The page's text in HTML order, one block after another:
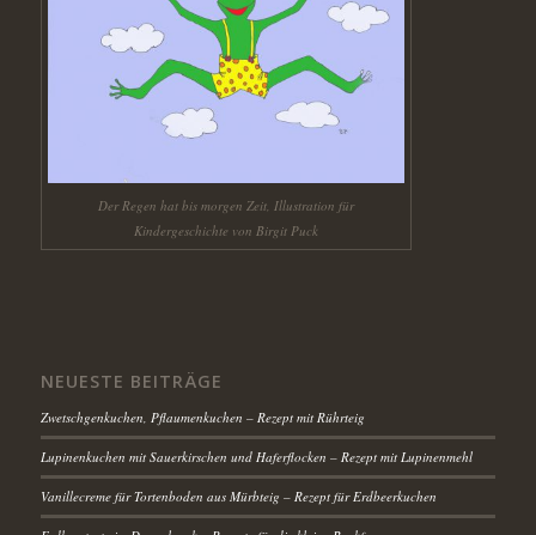
Der Regen hat bis morgen Zeit, Illustration für
Kindergeschichte von Birgit Puck
NEUESTE BEITRÄGE
Zwetschgenkuchen, Pflaumenkuchen – Rezept mit Rührteig
Lupinenkuchen mit Sauerkirschen und Haferflocken – Rezept mit Lupinenmehl
Vanillecreme für Tortenboden aus Mürbteig – Rezept für Erdbeerkuchen